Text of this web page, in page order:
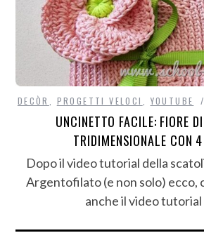
DECÒR PROGETTI VELOCI YOUTUBE
UNCINETTO FACILE: FIORE
TRIDIMENSIONALE CON
Dopo il video tutorial della
Argentofilato (e non solo) ecco,
anche il video